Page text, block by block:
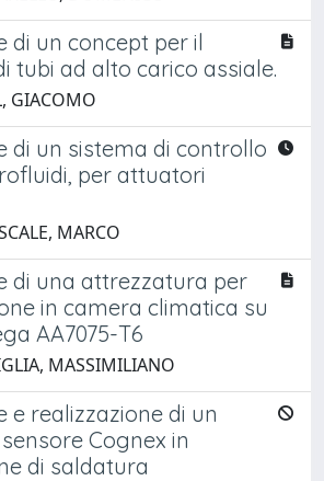
di un concept per il
tubi ad alto carico assiale.
GIACOMO
di un sistema di controllo
per attuatori
MARCO
di una attrezzatura per
in camera climatica su
AA7075-T6
MASSIMILIANO
e realizzazione di un
Cognex in
di saldatura